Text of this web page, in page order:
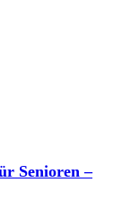
Senioren –